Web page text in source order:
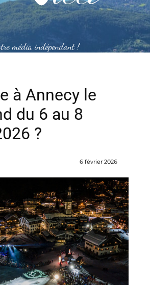
média indépendant !
à Annecy le
du 6 au 8
?
6 février 2026